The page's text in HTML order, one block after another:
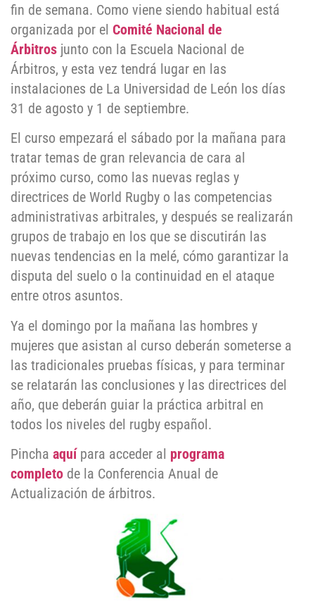
fin de semana. Como viene siendo habitual está
organizada por el Comité Nacional de
Árbitros junto con la Escuela Nacional de
Árbitros, y esta vez tendrá lugar en las
instalaciones de La Universidad de León los días
31 de agosto y 1 de septiembre.
El curso empezará el sábado por la mañana para
tratar temas de gran relevancia de cara al
próximo curso, como las nuevas reglas y
directrices de World Rugby o las competencias
administrativas arbitrales, y después se realizarán
grupos de trabajo en los que se discutirán las
nuevas tendencias en la melé, cómo garantizar la
disputa del suelo o la continuidad en el ataque
entre otros asuntos.
Ya el domingo por la mañana las hombres y
mujeres que asistan al curso deberán someterse a
las tradicionales pruebas físicas, y para terminar
se relatarán las conclusiones y las directrices del
año, que deberán guiar la práctica arbitral en
todos los niveles del rugby español.
Pincha aquí para acceder al programa
completo de la Conferencia Anual de
Actualización de árbitros.